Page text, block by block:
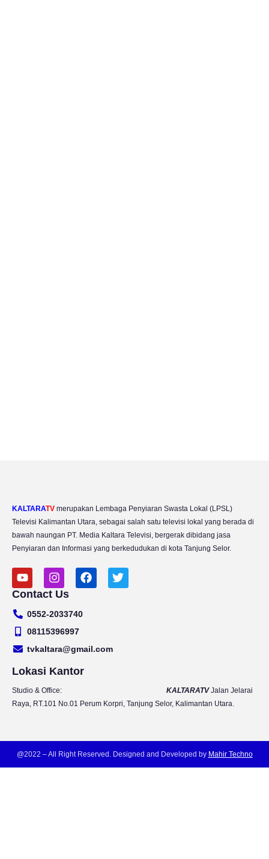
KALTARATV merupakan Lembaga Penyiaran Swasta Lokal (LPSL)
Televisi Kalimantan Utara, sebagai salah satu televisi lokal yang berada di
bawah naungan PT. Media Kaltara Televisi, bergerak dibidang jasa
Penyiaran dan Informasi yang berkedudukan di kota Tanjung Selor.
Y
o
u
u
b
I
n
s
a
g
a
m
F
a
k
T
w
Contact Us
0552-2033740
08115396997
tvkaltara@gmail.com
Lokasi Kantor
Studio & Office: KALTARATVJalan Jelarai
Raya, RT.101 No.01 Perum Korpri, Tanjung Selor, Kalimantan Utara.
@2022 – All Right Reserved. Designed and Developed by Mahir Techno